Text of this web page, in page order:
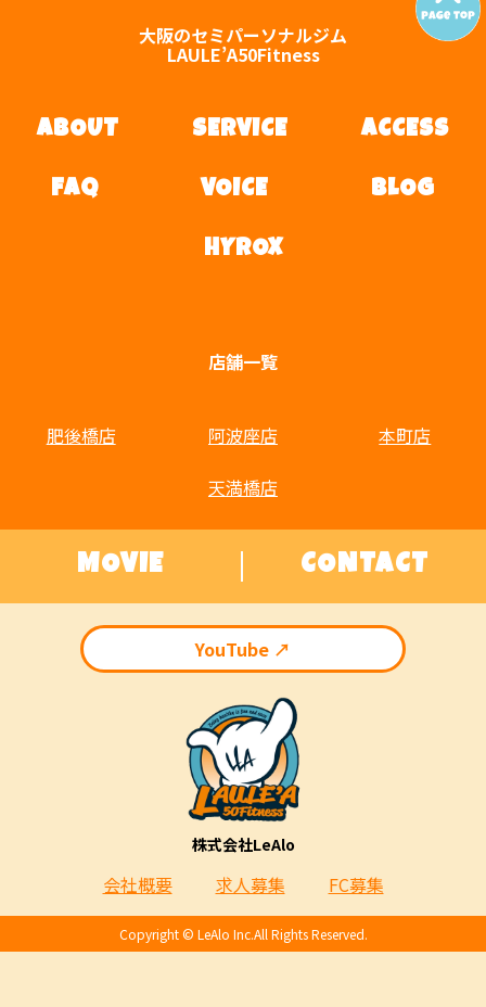
大阪のセミパーソナルジム
LAULE’A50Fitness
ABOUT SERVICE ACCESS
FAQ VOICE BLOG
HYROX
店舗一覧
肥後橋店 阿波座店
本町店
天満橋店
MOVIE CONTACT
YouTube ↗︎
株式会社LeAlo
会社概要 求人募集 FC募集
Copyright ©︎ LeAlo Inc.All Rights Reserved.